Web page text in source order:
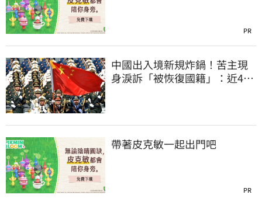
PR
中國出入境新規炸鍋！苦主現
身淚訴「被恢復國籍」：近4億
帶著皮克敏一起出門吧
PR